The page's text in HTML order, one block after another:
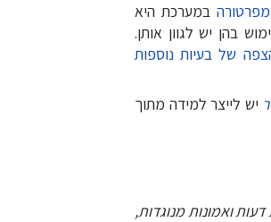
במערכת היא
בהן יש לגוון אותן.
של בעיות נוספות
יש לייצר למידה מתוך
ואמונות מנוגדות,